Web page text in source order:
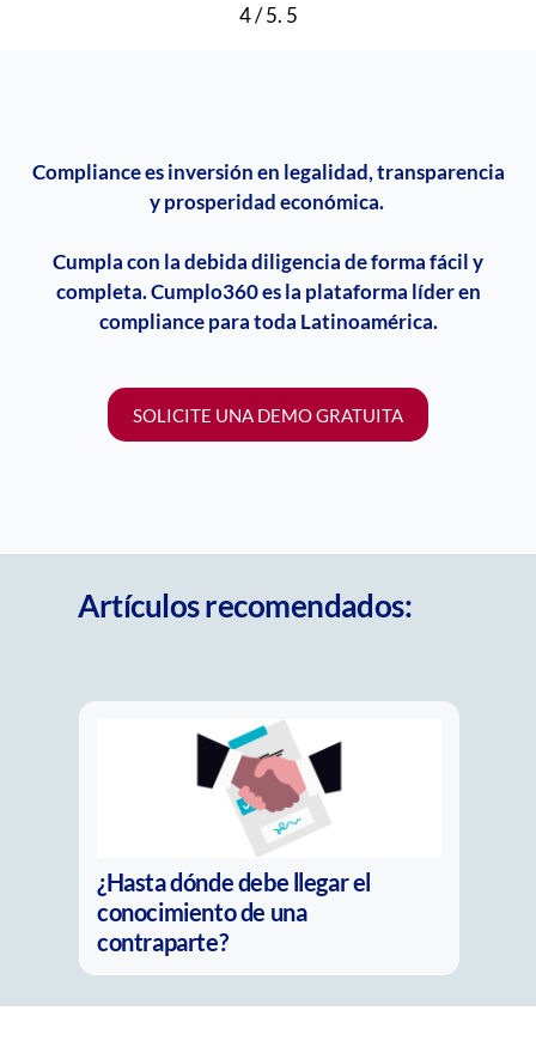
4/ 5. 5
Compliancees inversión en legalidad, transparencia
y prosperidad económica.
Cumpla con la debida diligencia de forma fácil y
completa. Cumplo360 es la plataforma líder en
compliancepara toda Latinoamérica.
SOLICITE UNA DEMO GRATUITA
Artículos recomendados:
La nueva pregunta del
compliance: ¿Es real o solo parece
real?